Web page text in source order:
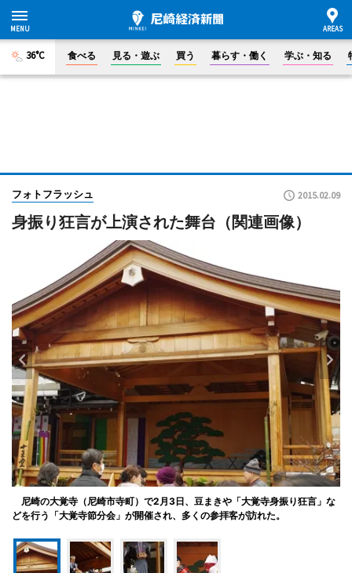
36°C 食べる 見る・遊ぶ 買う 暮らす・働く 学ぶ・知る
フォトフラッシュ 2015.02.09
身振り狂言が上演された舞台（関連画像）
尼崎の大覚寺（尼崎市寺町）で2月3日、豆まきや「大覚寺身振り狂言」な
どを行う「大覚寺節分会」が開催され、多くの参拝客が訪れた。